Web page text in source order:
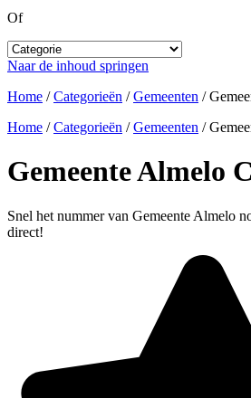
Of
Naar de inhoud springen
Home /Categorieën /Gemeenten /
Home /Categorieën /Gemeenten /
Gemeente Almelo
Snel het nummer van Gemeente Almelo
direct!